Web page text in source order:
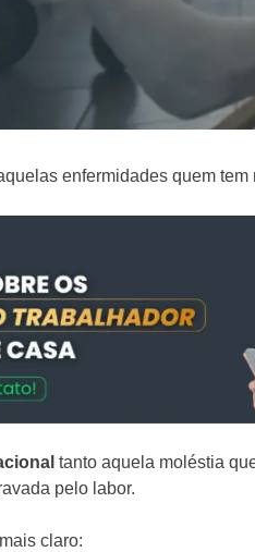
enfermidades quem
tanto aquela moléstia
pelo labor.
claro: